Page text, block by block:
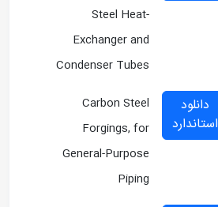
Steel Heat-
Exchanger and
Condenser Tubes
دانلود
استاندارد
Carbon Steel
Forgings, for
General-Purpose
Piping